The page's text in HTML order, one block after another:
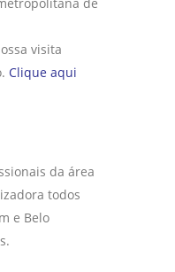
visita
Clique aqui
da área
todos
e Belo